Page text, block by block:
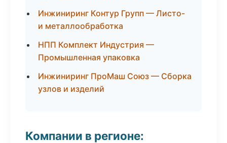
Инжиниринг Контур Групп — Листо-
и металлообработка
НПП Комплект Индустрия —
Промышленная упаковка
Инжиниринг ПроМаш Союз — Сборка
узлов и изделий
Компании в регионе: